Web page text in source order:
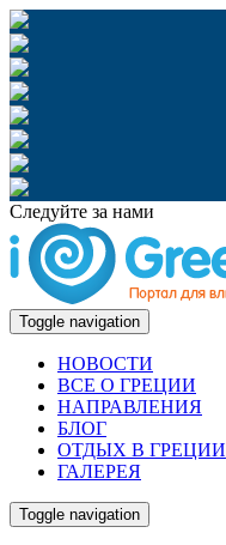
Следуйте за нами
Toggle navigation
НОВОСТИ
ВСЕ О ГРЕЦИИ
НАПРАВЛЕНИЯ
БЛОГ
ОТДЫХ В ГРЕЦИИ
ГАЛЕРЕЯ
Toggle navigation